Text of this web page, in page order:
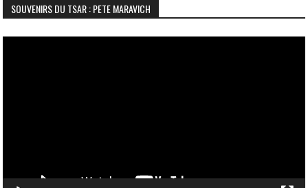
SOUVENIRS DU TSAR : PETE MARAVICH